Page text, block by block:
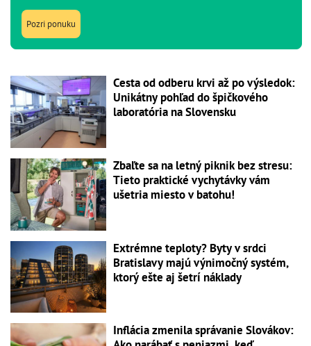
Pozri ponuku
Cesta od odberu krvi až po výsledok:
Unikátny pohľad do špičkového
laboratória na Slovensku
Zbaľte sa na letný piknik bez stresu:
Tieto praktické vychytávky vám
ušetria miesto v batohu!
Extrémne teploty? Byty v srdci
Bratislavy majú výnimočný systém,
ktorý ešte aj šetrí náklady
Inflácia zmenila správanie Slovákov: